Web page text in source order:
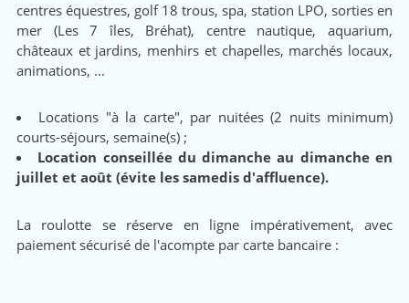
centres équestres, golf 18 trous, spa, station LPO, sorties en
mer (Les 7 îles, Bréhat), centre nautique, aquarium,
châteaux et jardins, menhirs et chapelles, marchés locaux,
animations, ...
Locations "à la carte", par nuitées (2 nuits minimum)
courts-séjours, semaine(s) ;
Location conseillée du dimanche au dimanche en
juillet et août (évite les samedis d'affluence).
La roulotte se réserve en ligne impérativement, avec
paiement sécurisé de l'acompte par carte bancaire :